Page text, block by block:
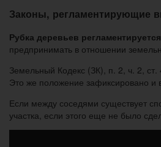
Законы, регламентирующие
Рубка деревьев
предпринимать в отношении
Земельный Кодекс (ЗК), п. 2, ч. 2,
Это же положение зафиксировано и
Если между соседями существует
участка, если этого еще не было